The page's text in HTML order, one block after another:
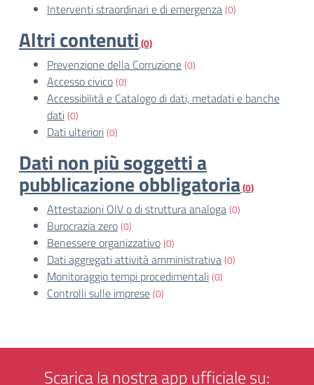
Interventi straordinari e di emergenza(0)
Altri contenuti(0)
Prevenzione della Corruzione(0)
Accesso civico(0)
Accessibilità e Catalogo di dati, metadati e banche
dati(0)
Dati ulteriori(0)
Dati non più soggetti a
pubblicazione obbligatoria(0)
Attestazioni OIV o di struttura analoga(0)
Burocrazia zero(0)
Benessere organizzativo(0)
Dati aggregati attività amministrativa(0)
Monitoraggio tempi procedimentali(0)
Controlli sulle imprese(0)
Scarica la nostra app ufficiale su: